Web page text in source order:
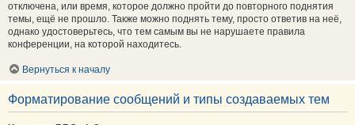
отключена, или время, которое должно пройти до повторного поднятия
темы, ещё не прошло. Также можно поднять тему, просто ответив на неё,
однако удостоверьтесь, что тем самым вы не нарушаете правила
конференции, на которой находитесь.
Вернуться к началу
Форматирование сообщений и типы создаваемых тем